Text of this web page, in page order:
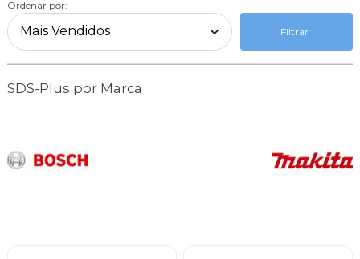
Ordenar por:
Filtrar
SDS-Plus por Marca